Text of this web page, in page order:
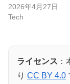
2026年4月27日
Tech
ライセンス
り CC BY 4.0